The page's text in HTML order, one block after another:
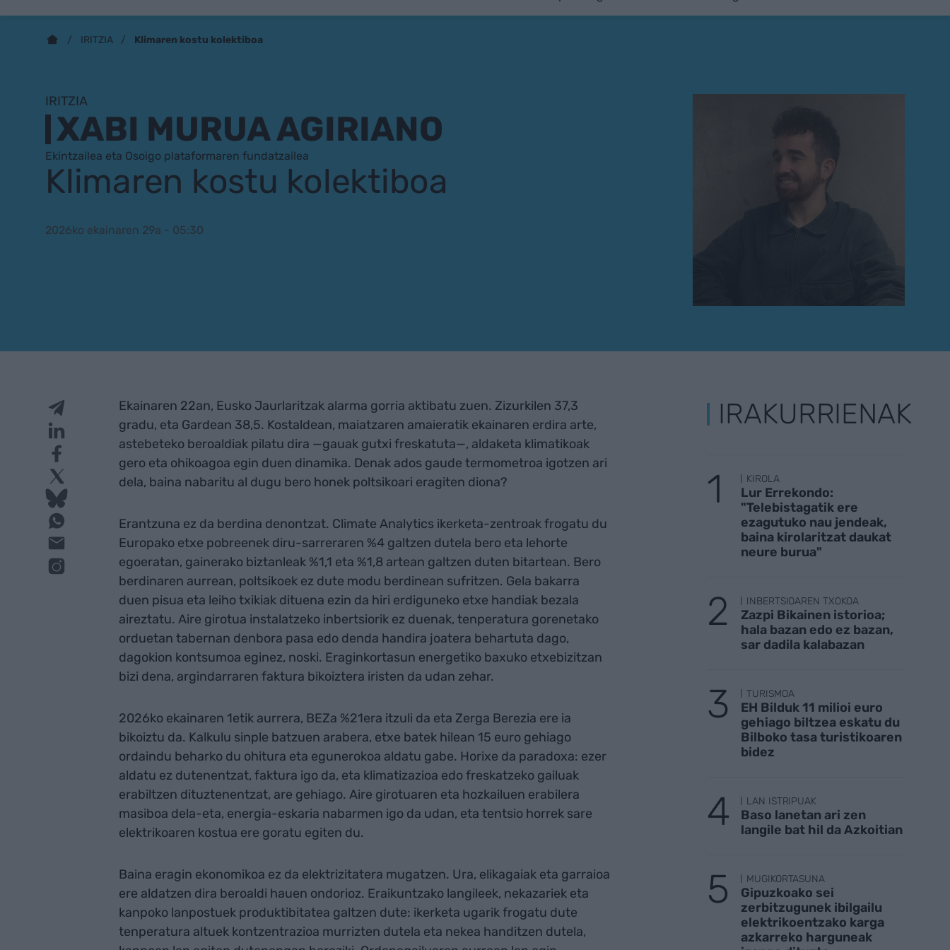
IRITZIA Klimaren kostu kolektiboa
IRITZIA
XABI MURUA AGIRIANO
Ekintzailea eta Osoigo plataformaren fundatzailea
Klimaren kostu kolektiboa
2026ko ekainaren 29a - 05:30
Ekainaren 22an, Eusko Jaurlaritzak alarma gorria aktibatu zuen. Zizurkilen 37,3
gradu, eta Gardean 38,5. Kostaldean, maiatzaren amaieratik ekainaren erdira arte,
astebeteko beroaldiak pilatu dira —gauak gutxi freskatuta—, aldaketa klimatikoak
gero eta ohikoagoa egin duen dinamika. Denak ados gaude termometroa igotzen ari
dela, baina nabaritu al dugu bero honek poltsikoari eragiten diona?
Erantzuna ez da berdina denontzat. Climate Analytics ikerketa-zentroak frogatu du
Europako etxe pobreenek diru-sarreraren %4 galtzen dutela bero eta lehorte
egoeratan, gainerako biztanleak %1,1 eta %1,8 artean galtzen duten bitartean. Bero
berdinaren aurrean, poltsikoek ez dute modu berdinean sufritzen. Gela bakarra
duen pisua eta leiho txikiak dituena ezin da hiri erdiguneko etxe handiak bezala
aireztatu. Aire girotua instalatzeko inbertsiorik ez duenak, tenperatura gorenetako
orduetan tabernan denbora pasa edo denda handira joatera behartuta dago,
dagokion kontsumoa eginez, noski. Eraginkortasun energetiko baxuko etxebizitzan
bizi dena, argindarraren faktura bikoiztera iristen da udan zehar.
2026ko ekainaren 1etik aurrera, BEZa %21era itzuli da eta Zerga Berezia ere ia
bikoiztu da. Kalkulu sinple batzuen arabera, etxe batek hilean 15 euro gehiago
ordaindu beharko du ohitura eta egunerokoa aldatu gabe. Horixe da paradoxa: ezer
aldatu ez dutenentzat, faktura igo da, eta klimatizazioa edo freskatzeko gailuak
erabiltzen dituztenentzat, are gehiago. Aire girotuaren eta hozkailuen erabilera
masiboa dela-eta, energia-eskaria nabarmen igo da udan, eta tentsio horrek sare
elektrikoaren kostua ere goratu egiten du.
Baina eragin ekonomikoa ez da elektrizitatera mugatzen. Ura, elikagaiak eta garraioa
ere aldatzen dira beroaldi hauen ondorioz. Eraikuntzako langileek, nekazariek eta
kanpoko lanpostuek produktibitatea galtzen dute: ikerketa ugarik frogatu dute
tenperatura altuek kontzentrazioa murrizten dutela eta nekea handitzen dutela,
IRAKURRIENAK
KIROLA
Lur Errekondo:
"Telebistagatik ere
ezagutuko nau jendeak,
baina kirolaritzat daukat
neure burua"
INBERTSIOAREN TXOKOA
Zazpi Bikainen istorioa;
hala bazan edo ez bazan,
sar dadila kalabazan
TURISMOA
EH Bilduk 11 milioi euro
gehiago biltzea eskatu du
Bilboko tasa turistikoaren
bidez
LAN ISTRIPUAK
Baso lanetan ari zen
langile bat hil da Azkoitian
MUGIKORTASUNA
Gipuzkoako sei
zerbitzugunek ibilgailu
elektrikoentzako karga
azkarreko harguneak